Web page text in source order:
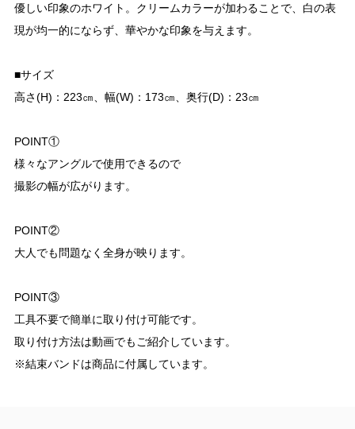
優しい印象のホワイト。クリームカラーが加わることで、白の表
現が均一的にならず、華やかな印象を与えます。
■サイズ
高さ(H)：223㎝、幅(W)：173㎝、奥行(D)：23㎝
POINT①
様々なアングルで使用できるので
撮影の幅が広がります。
POINT②
大人でも問題なく全身が映ります。
POINT③
工具不要で簡単に取り付け可能です。
取り付け方法は動画でもご紹介しています。
※結束バンドは商品に付属しています。